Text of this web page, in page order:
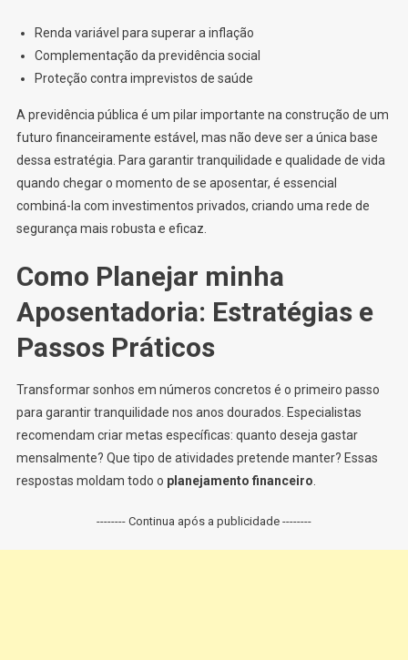
Renda variável para superar a inflação
Complementação da previdência social
Proteção contra imprevistos de saúde
A previdência pública é um pilar importante na construção de um
futuro financeiramente estável, mas não deve ser a única base
dessa estratégia. Para garantir tranquilidade e qualidade de vida
quando chegar o momento de se aposentar, é essencial
combiná-la com investimentos privados, criando uma rede de
segurança mais robusta e eficaz.
Como Planejar minha
Aposentadoria: Estratégias e
Passos Práticos
Transformar sonhos em números concretos é o primeiro passo
para garantir tranquilidade nos anos dourados. Especialistas
recomendam criar metas específicas: quanto deseja gastar
mensalmente? Que tipo de atividades pretende manter? Essas
respostas moldam todo o planejamento financeiro
-------- Continua após a publicidade --------